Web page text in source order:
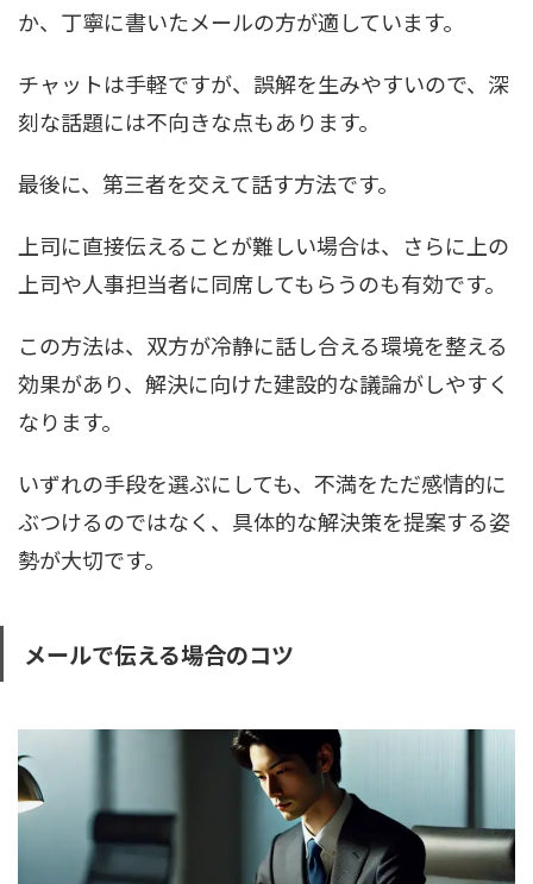
か、丁寧に書いたメールの方が適しています。
チャットは手軽ですが、誤解を生みやすいので、深
刻な話題には不向きな点もあります。
最後に、第三者を交えて話す方法です。
上司に直接伝えることが難しい場合は、さらに上の
上司や人事担当者に同席してもらうのも有効です。
この方法は、双方が冷静に話し合える環境を整える
効果があり、解決に向けた建設的な議論がしやすく
なります。
いずれの手段を選ぶにしても、不満をただ感情的に
ぶつけるのではなく、具体的な解決策を提案する姿
勢が大切です。
メールで伝える場合のコツ